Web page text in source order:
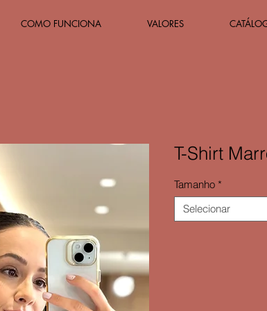
COMO FUNCIONA VALORES
T-Shirt
Tamanho *
Selecionar